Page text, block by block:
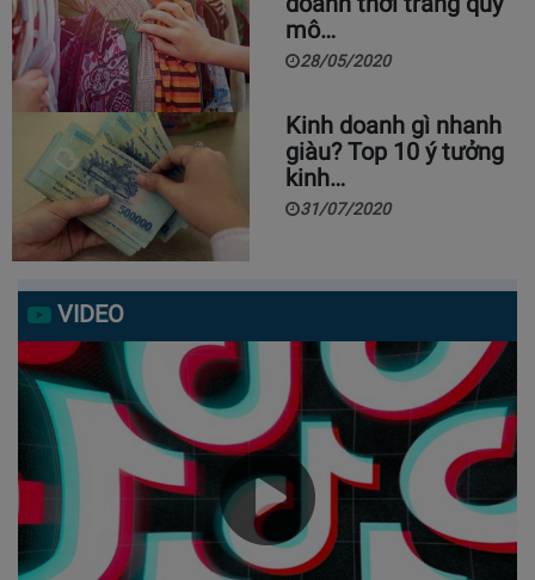
mô…
28/05/2020
Kinh doanh gì nhanh
giàu? Top 10 ý tưởng
kinh…
31/07/2020
VIDEO